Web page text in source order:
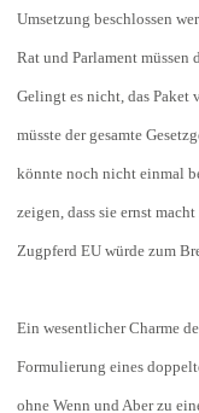
Umsetzung beschlossen
Rat und Parlament
Gelingt es nicht, das Paket
müsste der gesamte
könnte noch nicht einmal
zeigen, dass sie ernst
Zugpferd EU würde zum
Ein wesentlicher Charme
Formulierung eines
ohne Wenn und Aber zu